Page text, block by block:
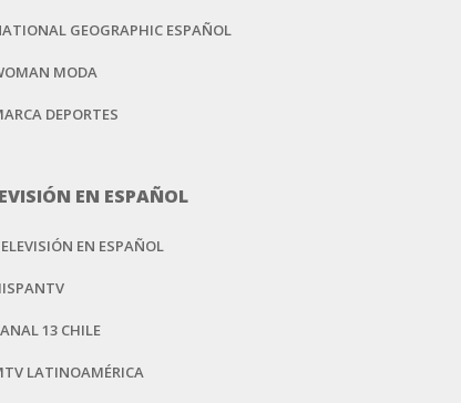
GEOGRAPHIC ESPAÑOL
MODA
DEPORTES
EN ESPAÑOL
EN ESPAÑOL
13 CHILE
LATINOAMÉRICA